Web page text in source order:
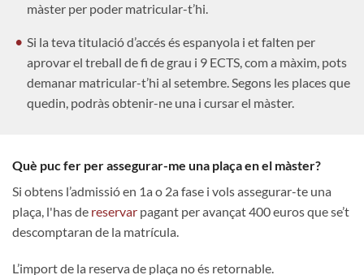
màster per poder matricular-t’hi.
Si la teva titulació d’accés és espanyola i et falten per
aprovar el treball de fi de grau i 9 ECTS, com a màxim, pots
demanar matricular-t’hi al setembre. Segons les places que
quedin, podràs obtenir-ne una i cursar el màster.
Què puc fer per assegurar-me una plaça en el màster?
Si obtens l’admissió en 1a o 2a fase i vols assegurar-te una
plaça, l'has de reservar pagant per avançat 400 euros que se’t
descomptaran de la matrícula.
L’import de la reserva de plaça no és retornable.